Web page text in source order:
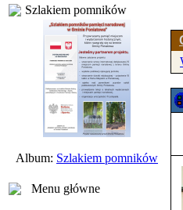
Szlakiem pomników
Album: Szlakiem pomników
Menu główne